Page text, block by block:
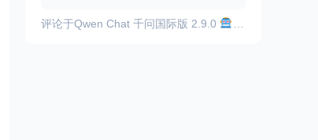
评论于Qwen Chat 千问国际版 2.9.0